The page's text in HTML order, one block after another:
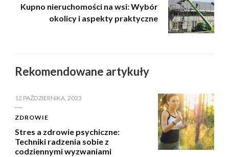
Kupno nieruchomości na wsi: Wybór
okolicy i aspekty praktyczne
Rekomendowane artykuły
12 PAŹDZIERNIKA, 2023
ZDROWIE
Stres a zdrowie psychiczne:
Techniki radzenia sobie z
codziennymi wyzwaniami